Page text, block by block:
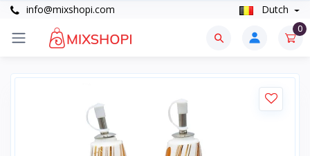
info@mixshopi.com Dutch
0